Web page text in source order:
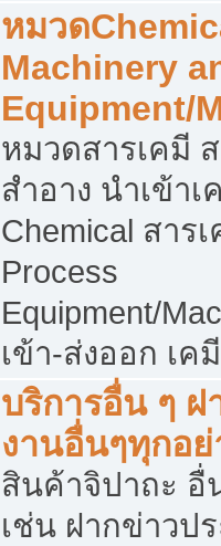
หมวด
Machinery
Equipment/
หมวดสารเคมี
สำอาง นำเข้
Chemical สาร
Process
Equipment/
เข้า-ส่งออก เ
บริการอื่น ๆ
งานอื่นๆทุกอ
สินค้าจิปาถะ อื่
เช่น ฝากข่าวป